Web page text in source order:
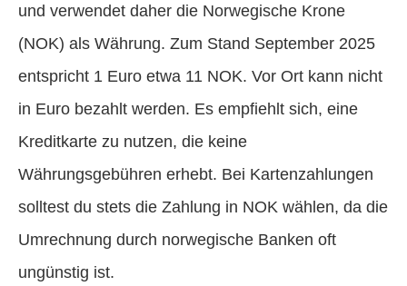
und verwendet daher die Norwegische Krone
(NOK) als Währung. Zum Stand September 2025
entspricht 1 Euro etwa 11 NOK. Vor Ort kann nicht
in Euro bezahlt werden. Es empfiehlt sich, eine
Kreditkarte zu nutzen, die keine
Währungsgebühren erhebt. Bei Kartenzahlungen
solltest du stets die Zahlung in NOK wählen, da die
Umrechnung durch norwegische Banken oft
ungünstig ist.